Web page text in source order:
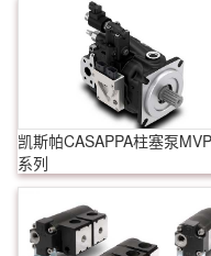
凯斯帕CASAPPA柱塞泵
系列